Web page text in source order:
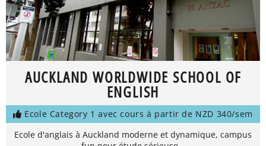
AUCKLAND WORLDWIDE SCHOOL OF
ENGLISH
Ecole Category 1 avec cours à partir de NZD 340/sem
Ecole d'anglais à Auckland moderne et dynamique, campus